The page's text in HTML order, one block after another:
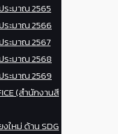
ะมาณ 2565
ะมาณ 2566
ะมาณ 2567
ะมาณ 2568
ะมาณ 2569
(สำนักงานสี
ใหม่ ด้าน SDG